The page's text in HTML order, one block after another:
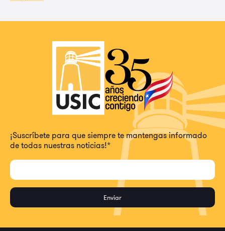
¡Suscríbete para que siempre te mantengas informado
de todas nuestras noticias!*